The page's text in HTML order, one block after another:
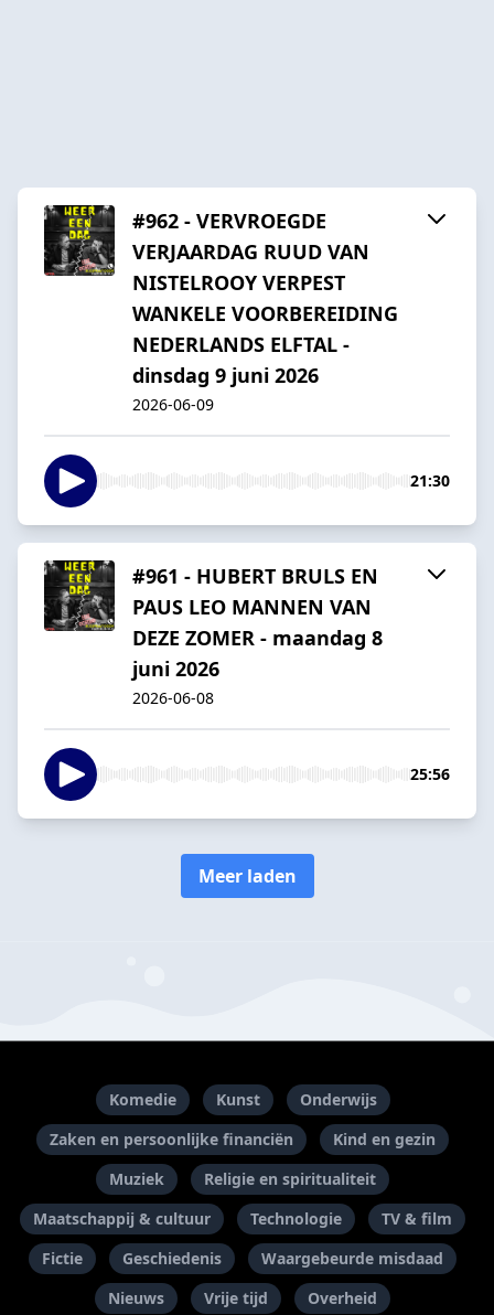
#962 - VERVROEGDE
VERJAARDAG RUUD VAN
NISTELROOY VERPEST
WANKELE VOORBEREIDING
NEDERLANDS ELFTAL -
dinsdag 9 juni 2026
2026-06-09
21:30
#961 - HUBERT BRULS EN
PAUS LEO MANNEN VAN
DEZE ZOMER - maandag 8
juni 2026
2026-06-08
25:56
Meer laden
Komedie Kunst
Onderwijs
Zaken en persoonlijke financiën
Kind en gezin
Muziek
Religie en spiritualiteit
Maatschappij & cultuur
Technologie
TV & film
Fictie
Geschiedenis
Waargebeurde misdaad
Nieuws
Vrije tijd Overheid